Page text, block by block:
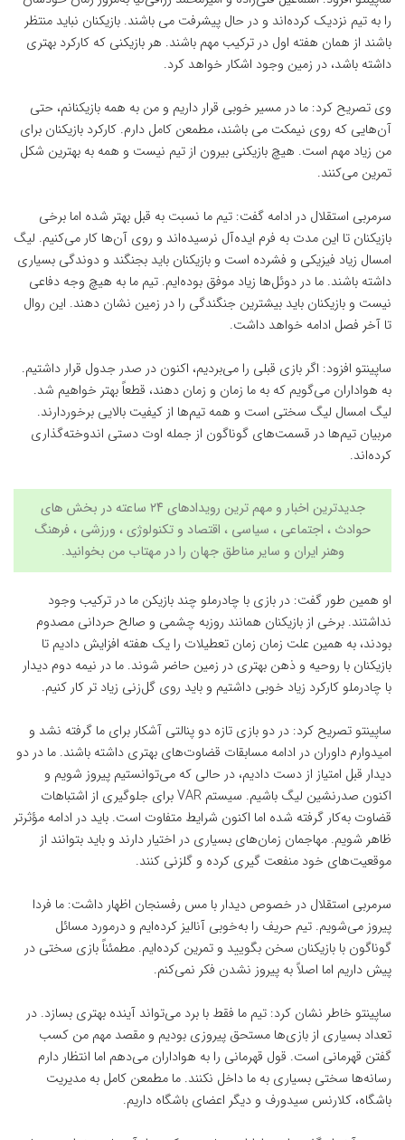
را به تیم نزدیک کرده‌اند و در حال پیشرفت می باشند. بازیکنان نباید منتظر
باشند از همان هفته اول در ترکیب مهم باشند. هر بازیکنی که کارکرد بهتری
داشته باشد، در زمین وجود اشکار خواهد کرد.
وی تصریح کرد: ما در مسیر خوبی قرار داریم و من به همه بازیکنانم، حتی
آن‌هایی که روی نیمکت می باشند، مطمعن کامل دارم. کارکرد بازیکنان برای
من زیاد مهم است. هیچ بازیکنی بیرون از تیم نیست و همه به بهترین شکل
تمرین می‌کنند.
سرمربی استقلال در ادامه گفت: تیم ما نسبت به قبل بهتر شده اما برخی
بازیکنان تا این مدت به فرم ایده‌آل نرسیده‌اند و روی آن‌ها کار می‌کنیم. لیگ
امسال زیاد فیزیکی و فشرده است و بازیکنان باید بجنگند و دوندگی بسیاری
داشته باشند. ما در دوئل‌ها زیاد موفق بوده‌ایم. تیم ما به هیچ وجه دفاعی
نیست و بازیکنان باید بیشترین جنگندگی را در زمین نشان دهند. این روال
تا آخر فصل ادامه خواهد داشت.
ساپینتو افزود: اگر بازی قبلی را می‌بردیم، اکنون در صدر جدول قرار داشتیم.
به هواداران می‌گویم که به ما زمان و زمان دهند، قطعاً بهتر خواهیم شد.
لیگ امسال لیگ سختی است و همه تیم‌ها از کیفیت بالایی برخوردارند.
مربیان تیم‌ها در قسمت‌های گوناگون از جمله اوت دستی اندوخته‌گذاری
کرده‌اند.
جدیدترین اخبار و مهم ترین رویدادهای ۲۴ ساعته در بخش های
حوادث ، اجتماعی ، سیاسی ، اقتصاد و تکنولوژی، ورزشی ، فرهنگ
وهنر ایران و سایر مناطق جهان را درمهتاب من بخوانید.
او همین طور گفت: در بازی با چادرملو چند بازیکن ما در ترکیب وجود
نداشتند. برخی از بازیکنان همانند روزبه چشمی و صالح حردانی مصدوم
بودند، به همین علت زمان زمان تعطیلات را یک هفته افزایش دادیم تا
بازیکنان با روحیه و ذهن بهتری در زمین حاضر شوند. ما در نیمه دوم دیدار
با چادرملو کارکرد زیاد خوبی داشتیم و باید روی گل‌زنی زیاد تر کار کنیم.
ساپینتو تصریح کرد: در دو بازی تازه دو پنالتی آشکار برای ما گرفته نشد و
امیدوارم داوران در ادامه مسابقات قضاوت‌های بهتری داشته باشند. ما در دو
دیدار قبل امتیاز از دست دادیم، در حالی که می‌توانستیم پیروز شویم و
اکنون صدرنشین لیگ باشیم. سیستم VAR برای جلوگیری از اشتباهات
قضاوت به‌کار گرفته شده اما اکنون شرایط متفاوت است. باید در ادامه مؤثرتر
ظاهر شویم. مهاجمان زمان‌های بسیاری در اختیار دارند و باید بتوانند از
موقعیت‌های خود منفعت گیری کرده و گلزنی کنند.
سرمربی استقلال در خصوص دیدار با مس رفسنجان اظهار داشت: ما فردا
پیروز می‌شویم. تیم حریف را به‌خوبی آنالیز کرده‌ایم و درمورد مسائل
گوناگون با بازیکنان سخن بگویید و تمرین کرده‌ایم. مطمئناً بازی سختی در
پیش داریم اما اصلاً به پیروز نشدن فکر نمی‌کنم.
ساپینتو خاطر نشان کرد: تیم ما فقط با برد می‌تواند آینده بهتری بسازد. در
تعداد بسیاری از بازی‌ها مستحق پیروزی بودیم و مقصد مهم من کسب
گفتن قهرمانی است. قول قهرمانی را به هواداران می‌دهم اما انتظار دارم
رسانه‌ها سختی بسیاری به ما داخل نکنند. ما مطمعن کامل به مدیریت
باشگاه، کلارنس سیدورف و دیگر اعضای باشگاه داریم.